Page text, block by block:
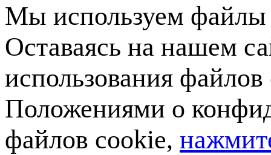
Мы используем файлы
Оставаясь на нашем
использования
Положениями о
файлов cookie,